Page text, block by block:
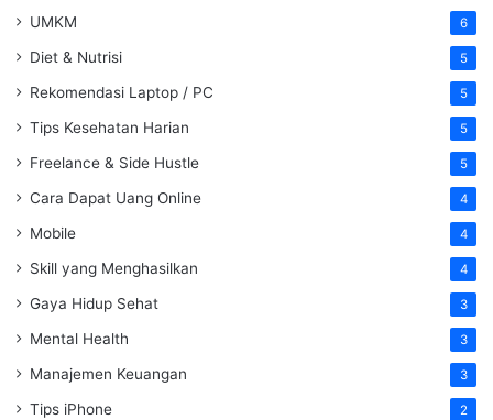
UMKM 6
Diet & Nutrisi 5
Rekomendasi Laptop / PC 5
Tips Kesehatan Harian 5
Freelance & Side Hustle 5
Cara Dapat Uang Online 4
Mobile 4
Skill yang Menghasilkan 4
Gaya Hidup Sehat 3
Mental Health 3
Manajemen Keuangan 3
Tips iPhone 2